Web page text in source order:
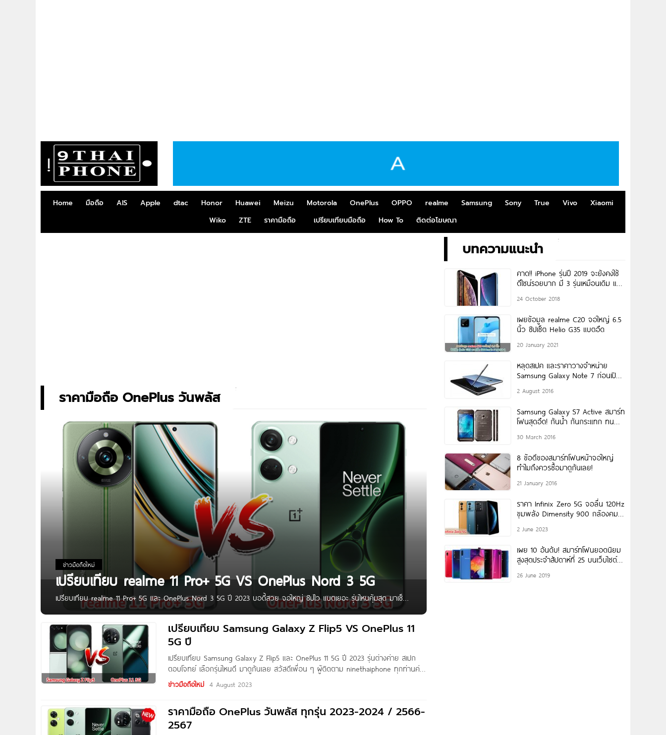
Home มือถือ AIS Apple dtac Honor Huawei Meizu Motorola OnePlus OPPO realme Samsung Sony True Vivo
Xiaomi
Wiko
ZTE ราคามือถือ เปรียบเทียบมือถือ How To ติดต่อโฆษณา
ราคามือถือ OnePlus วันพลัส
ข่าวมือถือใหม่
เปรียบเทียบ realme 11 Pro+ 5G VS OnePlus Nord 3 5G
เปรียบเทียบ realme 11 Pro+ 5G และ OnePlus Nord 3 5G ปี 2023 บอดี้สวย จอใหญ่ ชิปไว แบตเยอะ รุ่นไหนคุ้มสุด มาเช็
กกันเลย สวัสดีเพื่อน ๆ ผู้ติดตาม ninethaiphone ทุกท่านค่ะ ? วันนี้แอดมินมีบทความรีวิวเปรียบเทียบ realme 11 Pro+ 5G
และ OnePlus
เปรียบเทียบ Samsung Galaxy Z Flip5 VS OnePlus 11
5G ปี
เปรียบเทียบ Samsung Galaxy Z Flip5 และ OnePlus 11 5G ปี 2023 รุ่นต่างค่าย สเปก
ตอบโจทย์ เลือกรุ่นไหนดี มาดูกันเลย สวัสดีเพื่อน ๆ ผู้ติดตาม ninethaiphone ทุกท่านค่ะ
? วันนี้แอดมินมีบทความรีวิวเปรียบเทียบ Samsung Galaxy Z Flip5 และ OnePlus 11 5G
มาฝากให้ได้ชมกัน
ข่าวมือถือใหม่ 4 August 2023
ราคามือถือ OnePlus วันพลัส ทุกรุ่น 2023-2024 / 2566-
2567
บทความแนะนำ
คาด!! iPhone รุ่นปี 2019 จะยังคงใช้
ดีไซน์รอยบาก มี 3 รุ่นเหมือนเดิม แต่
มาพร้อม
24 October 2018
เผยข้อมูล realme C20 จอใหญ่ 6.5
นิ้ว ชิปเซ็ต Helio G35 แบตอึด
20 January 2021
หลุดสเปค และราคาวางจำหน่าย
Samsung Galaxy Note 7 ก่อนเปิด
2 August 2016
Samsung Galaxy S7 Active สมาร์ท
โฟนสุดอึด! กันน้ำ กันกระแทก ทน
30 March 2016
8 ข้อดีของสมาร์ทโฟนหน้าจอใหญ่
ทำไมถึงควรซื้อมาดูกันเลย!
21 January 2016
ราคา Infinix Zero 5G จอลื่น 120Hz
ขุมพลัง Dimensity 900 กล้องคม
2 June 2023
เผย 10 อันดับ! สมาร์ทโฟนยอดนิยม
สูงสุดประจำสัปดาห์ที่ 25 บนเว็บไซต์
26 June 2019